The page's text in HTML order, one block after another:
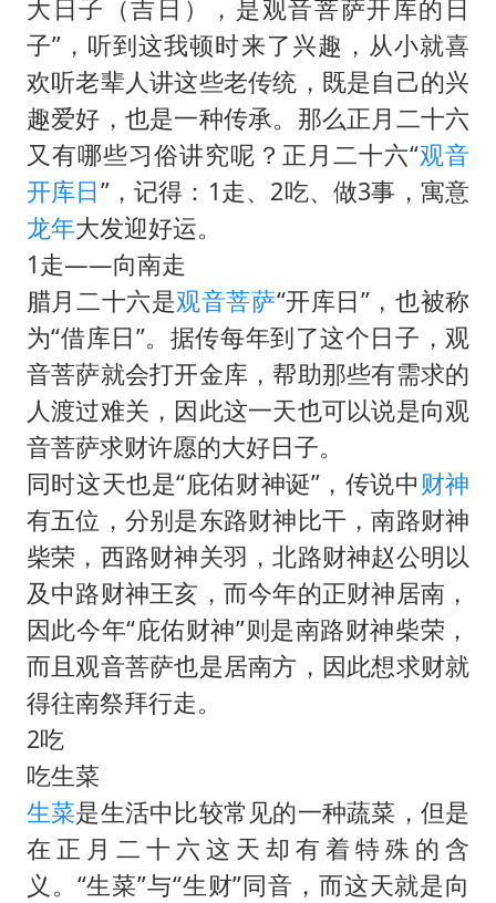
大日子（吉日），是观音菩萨开库的日
子”，听到这我顿时来了兴趣，从小就喜
欢听老辈人讲这些老传统，既是自己的兴
趣爱好，也是一种传承。那么正月二十六
又有哪些习俗讲究呢？正月二十六“观音
开库日”，记得：1走、2吃、做3事，寓意
龙年大发迎好运。
1走——向南走
腊月二十六是观音菩萨“开库日”，也被称
为“借库日”。据传每年到了这个日子，观
音菩萨就会打开金库，帮助那些有需求的
人渡过难关，因此这一天也可以说是向观
音菩萨求财许愿的大好日子。
同时这天也是“庇佑财神诞”，传说中 财神
有五位，分别是东路财神比干，南路财神
柴荣，西路财神关羽，北路财神赵公明以
及中路财神王亥，而今年的正财神居南，
因此今年“庇佑财神”则是南路财神柴荣，
而且观音菩萨也是居南方，因此想求财就
得往南祭拜行走。
2吃
吃生菜
生菜是生活中比较常见的一种蔬菜，但是
在正月二十六这天却有着特殊的含
义。“生菜”与“生财”同音，而这天就是向